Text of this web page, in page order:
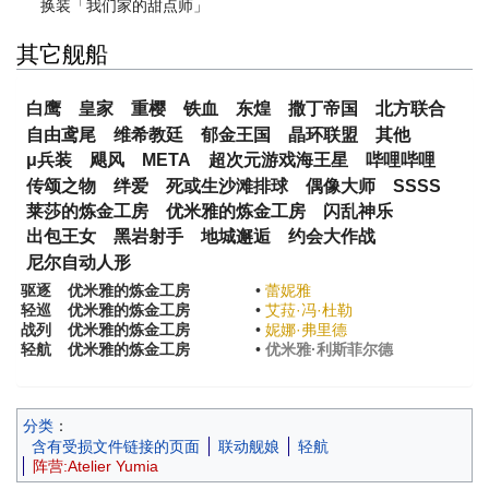
换装「我们家的甜点师」
其它舰船
白鹰 皇家 重樱 铁血 东煌 撒丁帝国
北方联合
自由鸢尾
维希教廷 郁金王国 晶环联盟
其他
μ兵装
飓风 META 超次元游戏海王星
哔哩哔哩
传颂之物
绊爱 死或生沙滩排球 偶像大师
SSSS
莱莎的炼金工房
优米雅的炼金工房
闪乱神乐
出包王女
黑岩射手 地城邂逅
约会大作战
尼尔自动人形
驱逐 优米雅的炼金工房 • 蕾妮雅
轻巡
优米雅的炼金工房 • 艾菈·冯·杜勒
战列
优米雅的炼金工房 • 妮娜·弗里德
轻航
优米雅的炼金工房 • 优米雅·利斯菲尔德
分类 ：
含有受损文件链接的页面
联动舰娘
轻航
阵营:Atelier Yumia